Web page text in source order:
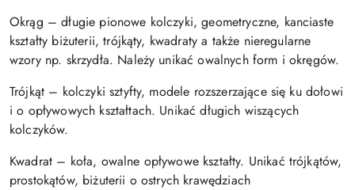
Okrąg – długie pionowe kolczyki, geometryczne, kanciaste
kształty biżuterii, trójkąty, kwadraty a także nieregularne
wzory np. skrzydła. Należy unikać owalnych form i okręgów.
Trójkąt – kolczyki sztyfty, modele rozszerzające się ku dołowi
i o opływowych kształtach. Unikać długich wiszących
kolczyków.
Kwadrat – koła, owalne opływowe kształty. Unikać trójkątów,
prostokątów, biżuterii o ostrych krawędziach